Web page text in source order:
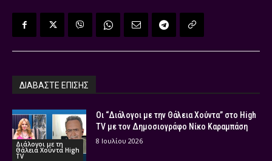
ΔΙΑΒΑΣΤΕ ΕΠΙΣΗΣ
Διάλογοι με τη
Θάλεια Χούντα High
TV
Οι “Διάλογοι με την Θάλεια Χούντα” στο High
TV με τον Δημοσιογράφο Νίκο Καραμπάση
8 Ιουλίου 2026